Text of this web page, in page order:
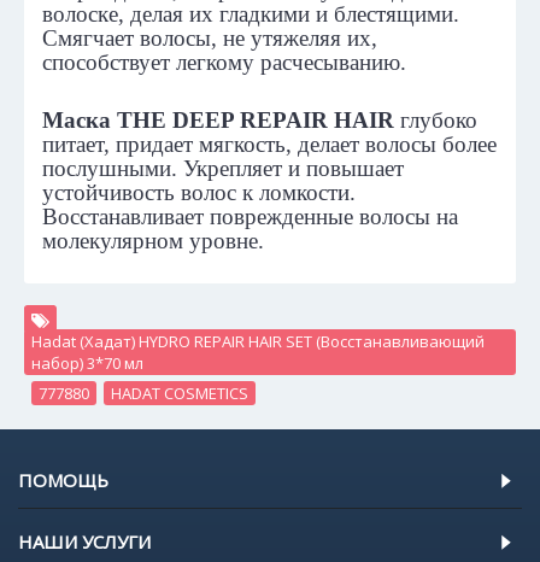
волоске, делая их гладкими и блестящими.
Смягчает волосы, не утяжеляя их,
способствует легкому расчесыванию.
Маска THE DEEP REPAIR HAIR глубоко
питает, придает мягкость, делает волосы более
послушными. Укрепляет и повышает
устойчивость волос к ломкости.
Восстанавливает поврежденные волосы на
молекулярном уровне.
Hadat (Хадат) HYDRO REPAIR HAIR SET (Восстанавливающий
набор) 3*70 мл
777880 HADAT COSMETICS
ПОМОЩЬ
НАШИ УСЛУГИ